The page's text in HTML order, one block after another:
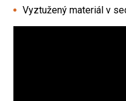
Vyztužený materiál v